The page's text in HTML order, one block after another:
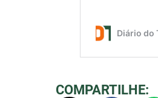
COMPARTILHE: